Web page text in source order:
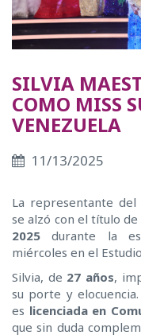
SILVIA
COMO MISS
VENEZUELA
11/13/2025
La representante del
se alzó con el título de
2025 durante la
miércoles en el
Silvia, de 27 años,
su porte y
es licenciada en
que sin duda